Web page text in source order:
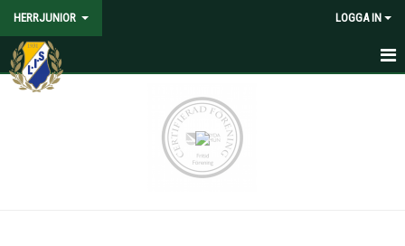
HERRJUNIOR LOGGA IN
HEM